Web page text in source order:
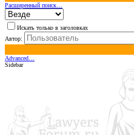
Расширенный поиск…
Искать только в заголовках
Автор:
Advanced…
Sidebar